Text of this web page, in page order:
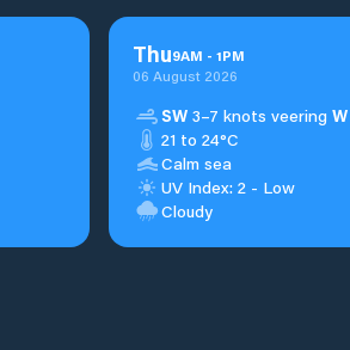
Thu9AM - 1PM
06 August 2026
SW 3–7 knots veering W
21 to 24°C
Calm sea
UV Index: 2 - Low
Cloudy